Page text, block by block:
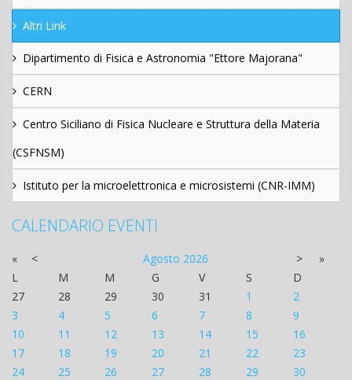
Altri Link
Dipartimento di Fisica e Astronomia "Ettore Majorana"
CERN
Centro Siciliano di Fisica Nucleare e Struttura della Materia
(CSFNSM)
Istituto per la microelettronica e microsistemi (CNR-IMM)
CALENDARIO EVENTI
« < Agosto 2026 >
»
L
M M G V S
D
27
28 29 30 31 1
2
3
4 5 6 7 8
9
10
11 12 13 14 15
16
17
18 19 20 21 22
23
24
25 26 27 28 29
30